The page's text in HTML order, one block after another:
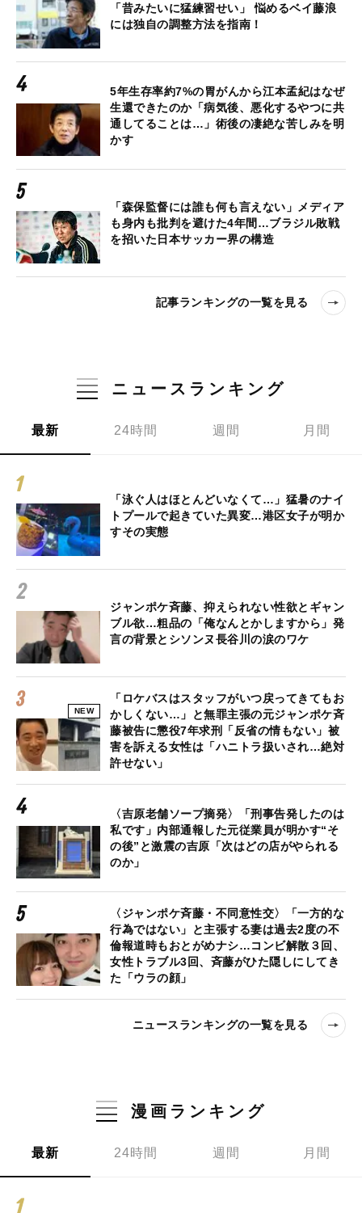
「昔みたいに猛練習せい」 悩めるベイ藤浪
には独自の調整方法を指南！
5年生存率約7%の胃がんから江本孟紀はなぜ
生還できたのか「病気後、悪化するやつに共
通してることは…」術後の凄絶な苦しみを明
かす
「森保監督には誰も何も言えない」メディア
も身内も批判を避けた4年間…ブラジル敗戦
を招いた日本サッカー界の構造
記事ランキングの一覧を見る
ニュースランキング
最新 24時間 週間 月間
「泳ぐ人はほとんどいなくて…」猛暑のナイ
トプールで起きていた異変…港区女子が明か
すその実態
ジャンポケ斉藤、抑えられない性欲とギャン
ブル欲…粗品の「俺なんとかしますから」発
言の背景とシソンヌ長谷川の涙のワケ
NEW
「ロケバスはスタッフがいつ戻ってきてもお
かしくない…」と無罪主張の元ジャンポケ斉
藤被告に懲役7年求刑「反省の情もない」被
害を訴える女性は「ハニトラ扱いされ…絶対
許せない」
〈吉原老舗ソープ摘発〉「刑事告発したのは
私です」内部通報した元従業員が明かす“そ
の後”と激震の吉原「次はどの店がやられる
のか」
〈ジャンポケ斉藤・不同意性交〉「一方的な
行為ではない」と主張する妻は過去2度の不
倫報道時もおとがめナシ…コンビ解散３回、
女性トラブル3回、斉藤がひた隠しにしてき
た「ウラの顔」
ニュースランキングの一覧を見る
漫画ランキング
最新 24時間 週間 月間